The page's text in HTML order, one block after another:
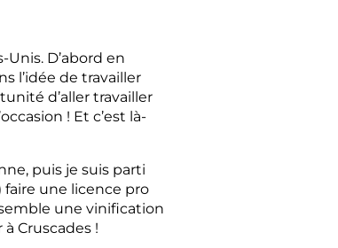
Unis. D’abord en
l’idée de travailler
d’aller travailler
! Et c’est là-
puis je suis parti
faire une licence pro
une vinification
Cruscades !